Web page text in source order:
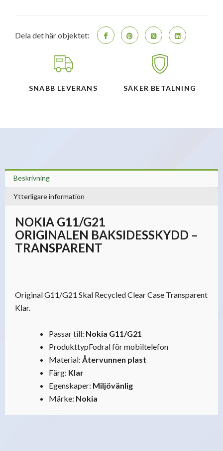
Dela det här objektet:
SNABB LEVERANS SÄKER BETALNING
Beskrivning
Ytterligare information
NOKIA G11/G21
ORIGINALEN BAKSIDESSKYDD –
TRANSPARENT
Original G11/G21 Skal Recycled Clear Case Transparent
Klar.
Passar till: Nokia G11/G21
ProdukttypFodral för mobiltelefon
Material: Återvunnen plast
Färg: Klar
Egenskaper: Miljövänlig
Märke: Nokia